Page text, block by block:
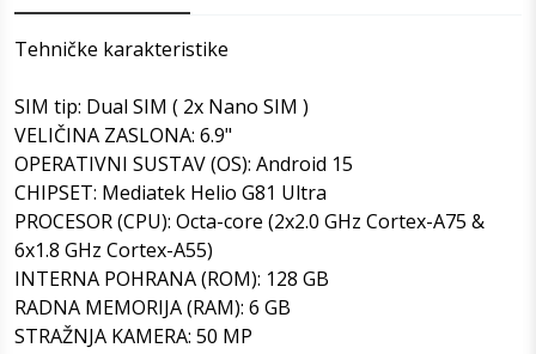
Tehničke karakteristike
SIM tip: Dual SIM ( 2x Nano SIM )
VELIČINA ZASLONA: 6.9"
OPERATIVNI SUSTAV (OS): Android 15
CHIPSET: Mediatek Helio G81 Ultra
PROCESOR (CPU): Octa-core (2x2.0 GHz Cortex-A75 &
6x1.8 GHz Cortex-A55)
INTERNA POHRANA (ROM): 128 GB
RADNA MEMORIJA (RAM): 6 GB
STRAŽNJA KAMERA: 50 MP